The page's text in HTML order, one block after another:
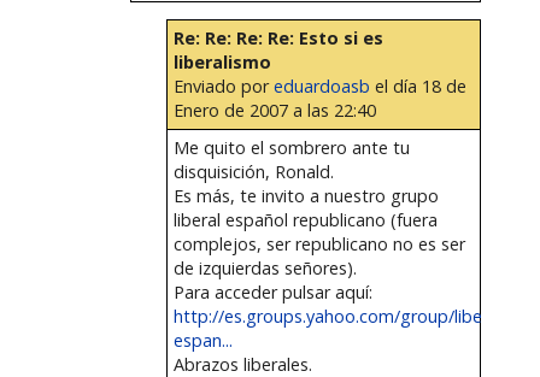
Re: Re: Re: Re: Esto si es
liberalismo
Enviado poreduardoasb el día 18 de
Enero de 2007 a las 22:40
Me quito el sombrero ante tu
disquisición, Ronald.
Es más, te invito a nuestro grupo
liberal español republicano (fuera
complejos, ser republicano no es ser
de izquierdas señores).
Para acceder pulsar aquí:
http://es.groups.yahoo.com/group/
espan...
Abrazos liberales.